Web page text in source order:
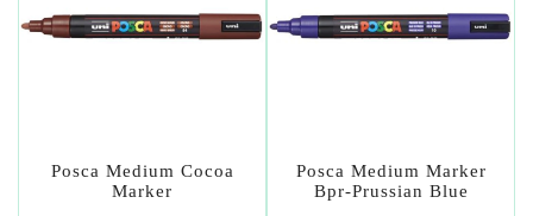
Posca Medium Cocoa
Marker
Posca Medium Marker
Bpr-Prussian Blue